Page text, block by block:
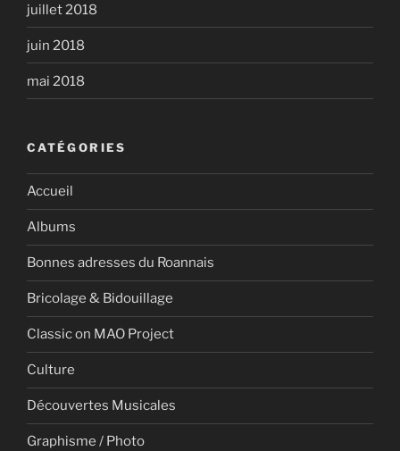
juillet 2018
juin 2018
mai 2018
CATÉGORIES
Accueil
Albums
Bonnes adresses du Roannais
Bricolage & Bidouillage
Classic on MAO Project
Culture
Découvertes Musicales
Graphisme / Photo